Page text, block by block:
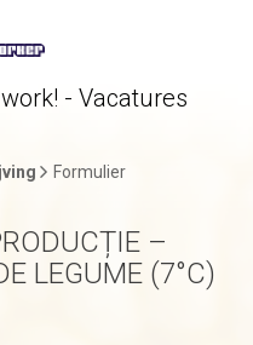
- Vacatures
Formulier
–
LEGUME (7°C)